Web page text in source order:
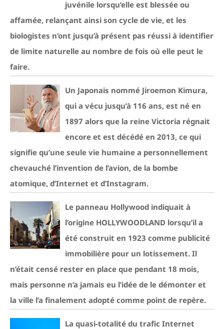
juvénile lorsqu’elle est blessée ou
affamée, relançant ainsi son cycle de vie, et les
biologistes n’ont jusqu’à présent pas réussi à identifier
de limite naturelle au nombre de fois où elle peut le
faire.
Un Japonais nommé Jiroemon Kimura,
qui a vécu jusqu’à 116 ans, est né en
1897 alors que la reine Victoria régnait
encore et est décédé en 2013, ce qui
signifie qu’une seule vie humaine a personnellement
chevauché l’invention de l’avion, de la bombe
atomique, d’Internet et d’Instagram.
Le panneau Hollywood indiquait à
l’origine HOLLYWOODLAND lorsqu’il a
été construit en 1923 comme publicité
immobilière pour un lotissement. Il
n’était censé rester en place que pendant 18 mois,
mais personne n’a jamais eu l’idée de le démonter et
la ville l’a finalement adopté comme point de repère.
La quasi-totalité du trafic Internet